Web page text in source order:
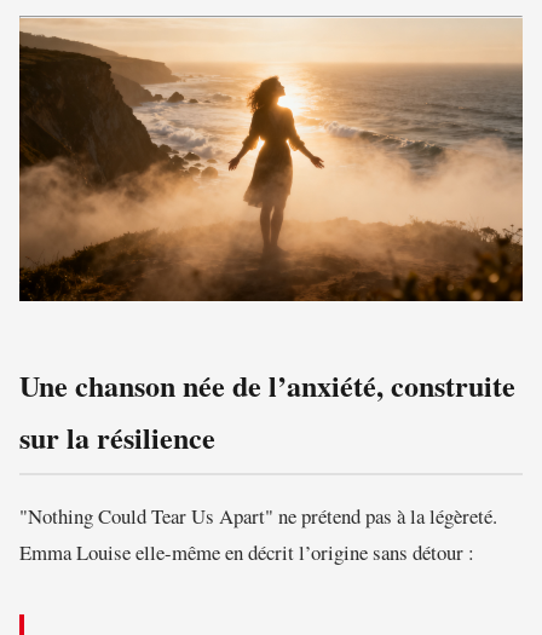
Une chanson née de l’anxiété, construite
sur la résilience
"Nothing Could Tear Us Apart" ne prétend pas à la légèreté.
Emma Louise elle-même en décrit l’origine sans détour :